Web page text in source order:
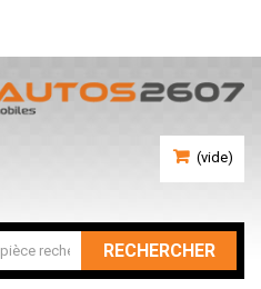
(vide)
RECHERCHER